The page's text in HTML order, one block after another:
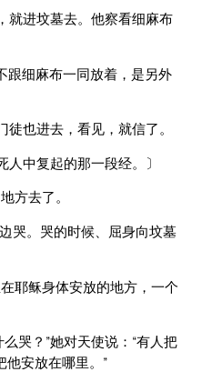
就进坟墓去。他察看细麻布
跟细麻布一同放着，是另外
也进去，看见，就信了。
人中复起的那一段经。〕
方去了。
哭。哭的时候、屈身向坟墓
耶稣身体安放的地方，一个
哭？”她对天使说：“有人把
他安放在哪里。”